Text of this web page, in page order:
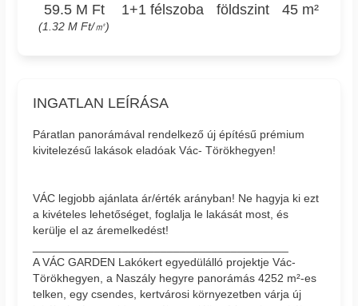
59.5 M Ft
(1.32 M Ft/㎡)
1+1 félszoba földszint 45 m²
INGATLAN LEÍRÁSA
Páratlan panorámával rendelkező új építésű prémium
kivitelezésű lakások eladóak Vác- Törökhegyen!
VÁC legjobb ajánlata ár/érték arányban! Ne hagyja ki ezt
a kivételes lehetőséget, foglalja le lakását most, és
kerülje el az áremelkedést!
A VÁC GARDEN Lakókert egyedülálló projektje Vác-
Törökhegyen, a Naszály hegyre panorámás 4252 m²-es
telken, egy csendes, kertvárosi környezetben várja új